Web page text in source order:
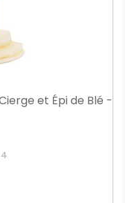
et Épi de Blé -